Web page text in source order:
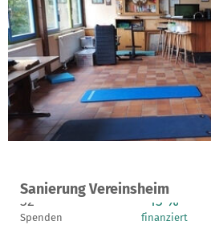
Sanierung Vereinsheim
Ein Projekt in Frankfurt am Main,
32
Spenden
13 %
finanziert